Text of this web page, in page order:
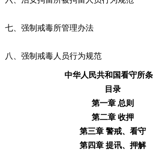
七、 强制戒毒所管理办法
八、 强制戒毒人员行为规范
中华人民共和国看守所
目录
第一章 总则
第二章 收押
第三章 警戒、看守
第四章 提讯、押解